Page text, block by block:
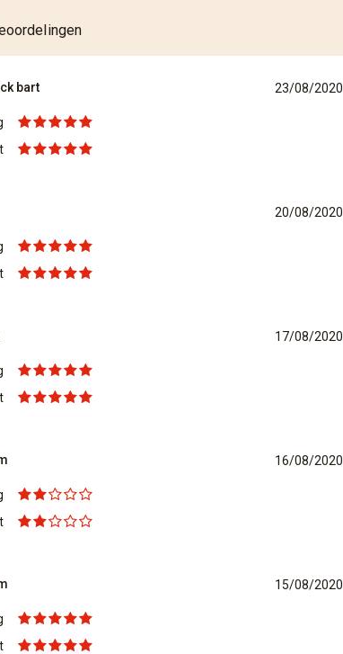
bart 23/08/2020
20/08/2020
17/08/2020
16/08/2020
15/08/2020